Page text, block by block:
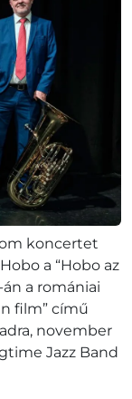
koncertet
a “Hobo az
a romániai
film” című
november
Jazz Band